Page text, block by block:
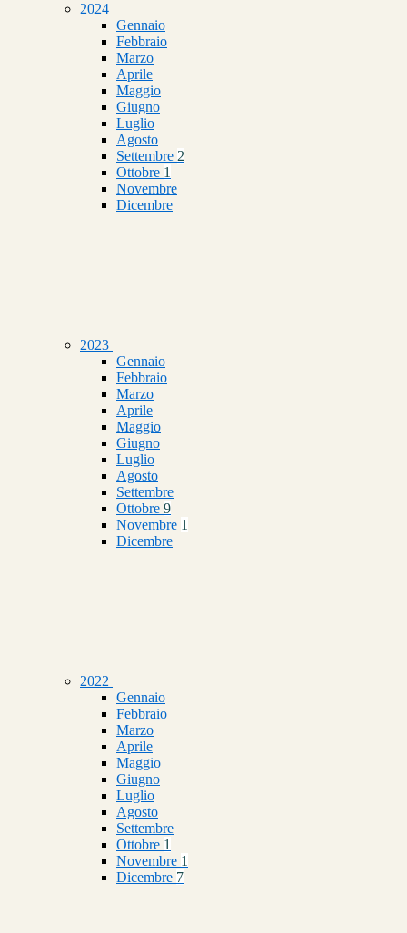
2024
Gennaio
Febbraio
Marzo
Aprile
Maggio
Giugno
Luglio
Agosto
Settembre 2
Ottobre 1
Novembre
Dicembre
2023
Gennaio
Febbraio
Marzo
Aprile
Maggio
Giugno
Luglio
Agosto
Settembre
Ottobre 9
Novembre 1
Dicembre
2022
Gennaio
Febbraio
Marzo
Aprile
Maggio
Giugno
Luglio
Agosto
Settembre
Ottobre 1
Novembre 1
Dicembre 7